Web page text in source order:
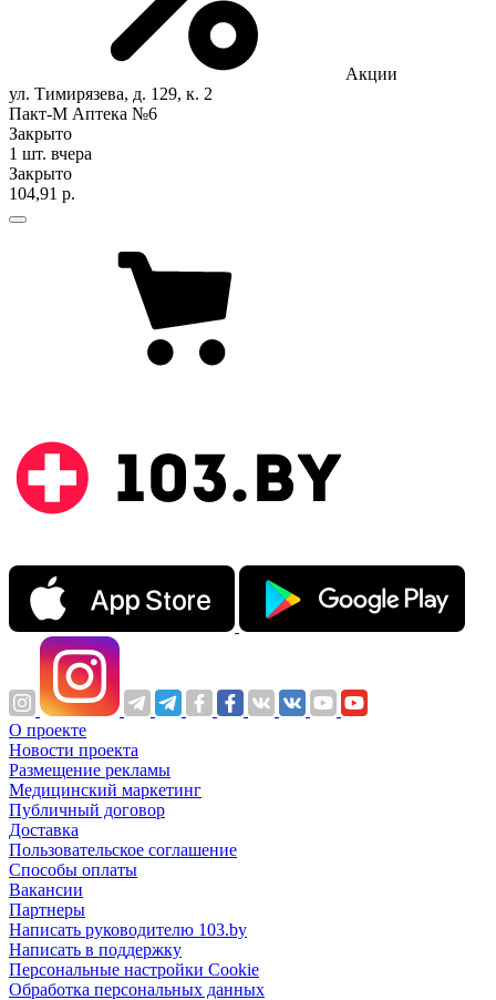
Акции
ул. Тимирязева, д. 129, к. 2
Пакт-М Аптека №6
Закрыто
1 шт. вчера
Закрыто
104,91 р.
О проекте
Новости проекта
Размещение рекламы
Медицинский маркетинг
Публичный договор
Доставка
Пользовательское соглашение
Способы оплаты
Вакансии
Партнеры
Написать руководителю 103.by
Написать в поддержку
Персональные настройки Cookie
Обработка персональных данных